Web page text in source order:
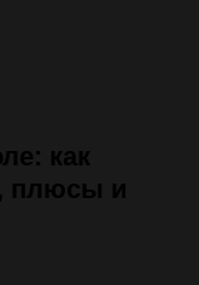
как
плюсы и